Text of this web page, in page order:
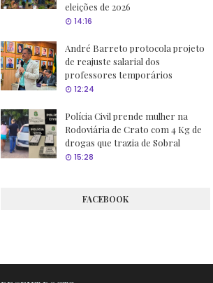
eleições de 2026
14:16
André Barreto protocola projeto
de reajuste salarial dos
professores temporários
12:24
Polícia Civil prende mulher na
Rodoviária de Crato com 4 Kg de
drogas que trazia de Sobral
15:28
FACEBOOK